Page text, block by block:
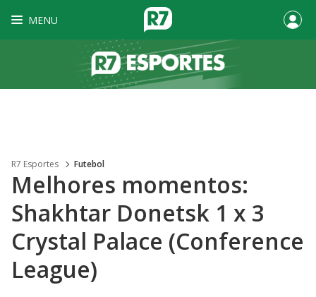
MENU
R7 Esportes Futebol
Melhores momentos:
Shakhtar Donetsk 1 x 3
Crystal Palace (Conference
League)